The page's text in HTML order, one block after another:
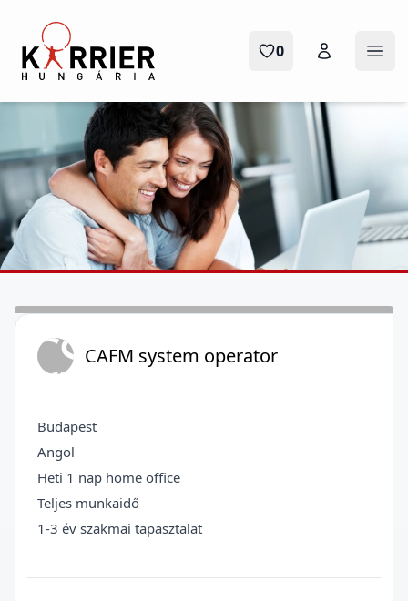
Karrier Hungária
0
CS CAFM system operator
Budapest
Angol
Heti 1 nap home office
Teljes munkaidő
1-3 év szakmai tapasztalat